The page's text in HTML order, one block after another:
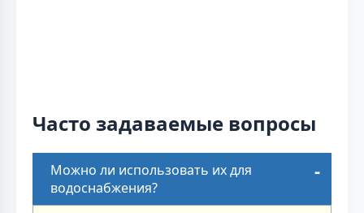
Часто задаваемые вопросы
Можно ли использовать их для
водоснабжения?